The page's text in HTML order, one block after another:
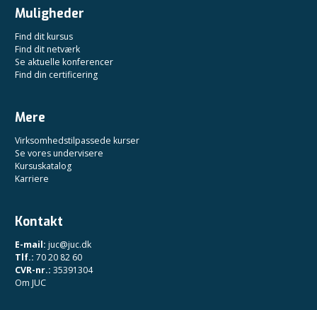
Muligheder
Find dit kursus
Find dit netværk
Se aktuelle konferencer
Find din certificering
Mere
Virksomhedstilpassede kurser
Se vores undervisere
Kursuskatalog
Karriere
Kontakt
E-mail: juc@juc.dk
Tlf.: 70 20 82 60
CVR-nr.: 35391304
Om JUC